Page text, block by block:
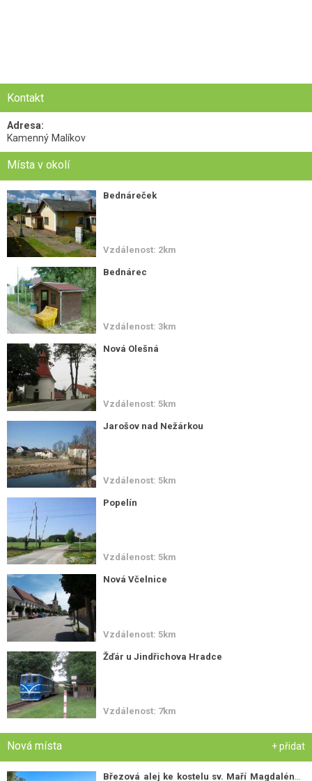
Kontakt
Adresa:
Kamenný Malíkov
Místa v okolí
Bednáreček
Vzdálenost: 2km
Bednárec
Vzdálenost: 3km
Nová Olešná
Vzdálenost: 5km
Jarošov nad Nežárkou
Vzdálenost: 5km
Popelín
Vzdálenost: 5km
Nová Včelnice
Vzdálenost: 5km
Žďár u Jindřichova Hradce
Vzdálenost: 7km
Nová místa + přidat